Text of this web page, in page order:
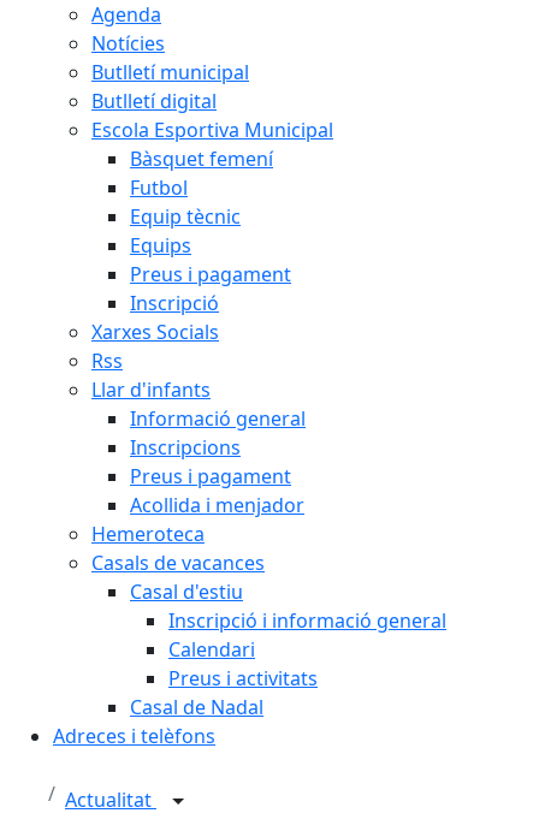
Agenda
Notícies
Butlletí municipal
Butlletí digital
Escola Esportiva Municipal
Bàsquet femení
Futbol
Equip tècnic
Equips
Preus i pagament
Inscripció
Xarxes Socials
Rss
Llar d'infants
Informació general
Inscripcions
Preus i pagament
Acollida i menjador
Hemeroteca
Casals de vacances
Casal d'estiu
Inscripció i informació general
Calendari
Preus i activitats
Casal de Nadal
Adreces i telèfons
Actualitat